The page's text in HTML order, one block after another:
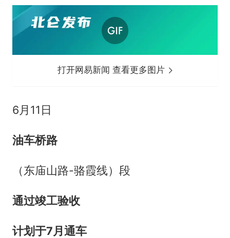
打开网易新闻 查看更多图片
6月11日
油车桥路
（东庙山路-骆霞线）段
通过竣工验收
计划于7月通车